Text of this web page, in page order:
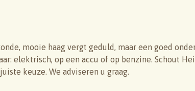
mooie haag vergt geduld, maar een goed
elektrisch, op een accu of op benzine. Schout
keuze. We adviseren u graag.